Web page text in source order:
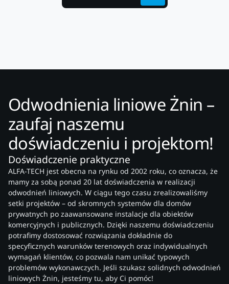
Odwodnienia liniowe Żnin –
zaufaj naszemu
doświadczeniu i projektom!
Doświadczenie praktyczne
ALFA-TECH jest obecna na rynku od 2002 roku, co oznacza, że
mamy za sobą ponad 20 lat doświadczenia w realizacji
odwodnień liniowych. W ciągu tego czasu zrealizowaliśmy
setki projektów – od skromnych systemów dla domów
prywatnych po zaawansowane instalacje dla obiektów
komercyjnych i publicznych. Dzięki naszemu doświadczeniu
potrafimy dostosować rozwiązania dokładnie do
specyficznych warunków terenowych oraz indywidualnych
wymagań klientów, co pozwala nam unikać typowych
problemów wykonawczych. Jeśli szukasz solidnych odwodnień
liniowych Żnin, jesteśmy tu, aby Ci pomóc!